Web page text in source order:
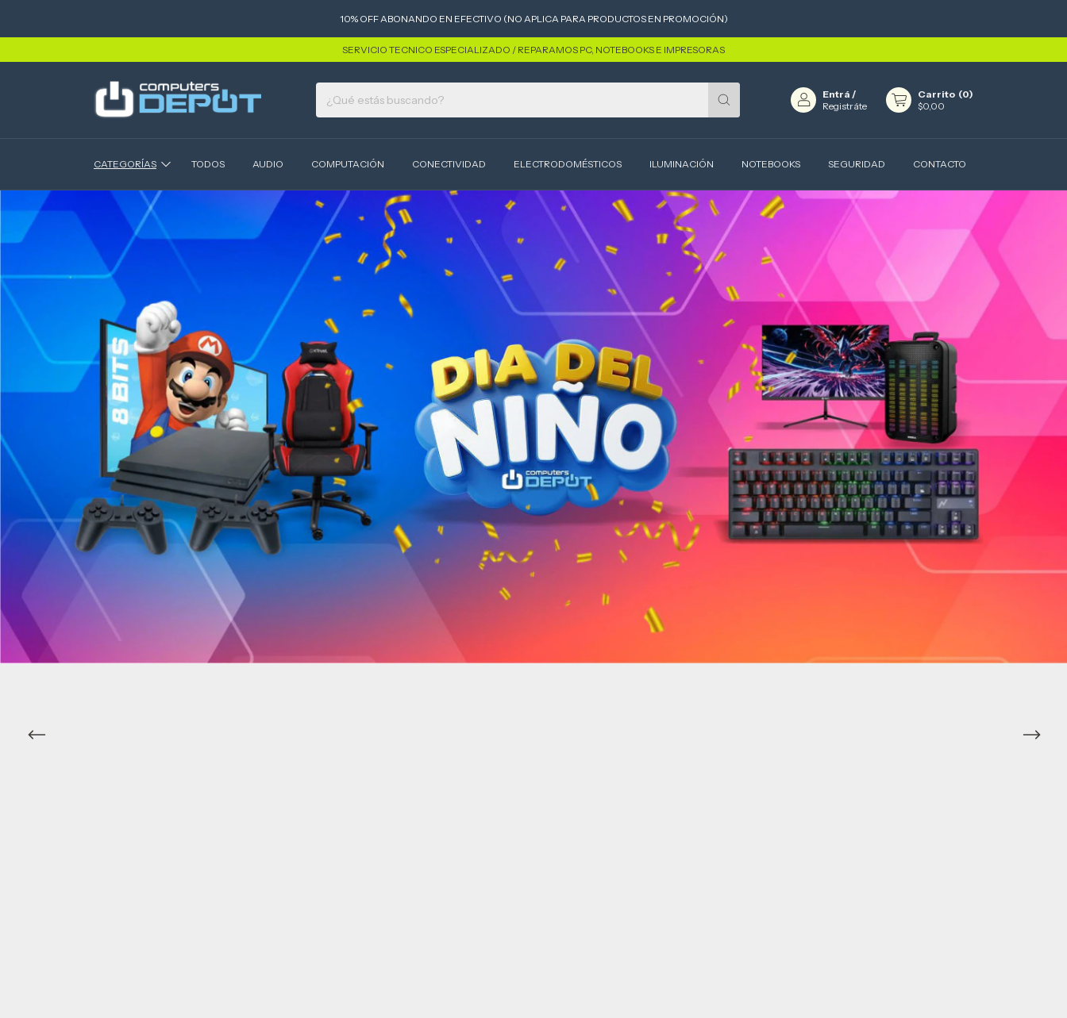
10% OFF ABONANDO EN EFECTIVO (NO APLICA PARA PRODUCTOS EN PROMOCIÓN)
SERVICIO TECNICO ESPECIALIZADO / REPARAMOS PC, NOTEBOOKS E IMPRESORAS
Entrá /
Registráte
Carrito (0)
$0,00
CATEGORÍAS TODOS AUDIO COMPUTACIÓN CONECTIVIDAD ELECTRODOMÉSTICOS ILUMINACIÓN NOTEBOOKS SEGURIDAD CONTACTO